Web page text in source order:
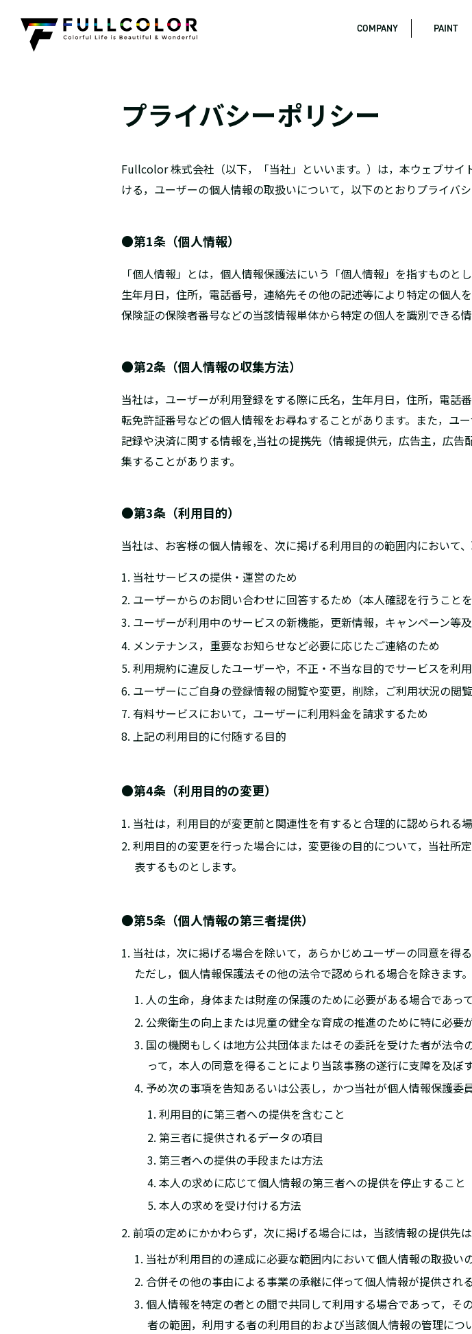
COMPANY PAINT
プライバシーポリシー
Fullcolor 株式会社（以下，「当社」といいます。）は，本ウェブサ
ける，ユーザーの個人情報の取扱いについて，以下のとおりプライバ
●第1条（個人情報）
「個人情報」とは，個人情報保護法にいう「個人情報」を指すものと
生年月日，住所，電話番号，連絡先その他の記述等により特定の個人
保険証の保険者番号などの当該情報単体から特定の個人を識別できる
●第2条（個人情報の収集方法）
当社は，ユーザーが利用登録をする際に氏名，生年月日，住所，電話
転免許証番号などの個人情報をお尋ねすることがあります。また，ユ
記録や決済に関する情報を,当社の提携先（情報提供元，広告主，広
集することがあります。
●第3条（利用目的）
当社は、お客様の個人情報を、次に掲げる利用目的の範囲内において、
1. 当社サービスの提供・運営のため
2. ユーザーからのお問い合わせに回答するため（本人確認を行うことを
3. ユーザーが利用中のサービスの新機能，更新情報，キャンペーン等
4. メンテナンス，重要なお知らせなど必要に応じたご連絡のため
5. 利用規約に違反したユーザーや，不正・不当な目的でサービスを利
6. ユーザーにご自身の登録情報の閲覧や変更，削除，ご利用状況の閲
7. 有料サービスにおいて，ユーザーに利用料金を請求するため
8. 上記の利用目的に付随する目的
●第4条（利用目的の変更）
1. 当社は，利用目的が変更前と関連性を有すると合理的に認められる
2. 利用目的の変更を行った場合には，変更後の目的について，当社
表するものとします。
●第5条（個人情報の第三者提供）
1. 当社は，次に掲げる場合を除いて，あらかじめユーザーの同意を得
ただし，個人情報保護法その他の法令で認められる場合を除きます。
1. 人の生命，身体または財産の保護のために必要がある場合であっ
2. 公衆衛生の向上または児童の健全な育成の推進のために特に必
3. 国の機関もしくは地方公共団体またはその委託を受けた者が法
って，本人の同意を得ることにより当該事務の遂行に支障を及ぼ
4. 予め次の事項を告知あるいは公表し，かつ当社が個人情報保護委
1. 利用目的に第三者への提供を含むこと
2. 第三者に提供されるデータの項目
3. 第三者への提供の手段または方法
4. 本人の求めに応じて個人情報の第三者への提供を停止すること
5. 本人の求めを受け付ける方法
2. 前項の定めにかかわらず，次に掲げる場合には，当該情報の提供先
1. 当社が利用目的の達成に必要な範囲内において個人情報の取扱い
2. 合併その他の事由による事業の承継に伴って個人情報が提供され
3. 個人情報を特定の者との間で共同して利用する場合であって，
者の範囲，利用する者の利用目的および当該個人情報の管理に